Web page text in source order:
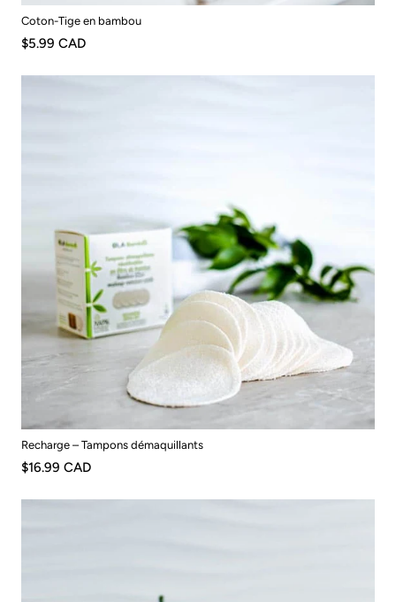
Coton-Tige en bambou
$5.99 CAD
Recharge – Tampons démaquillants
$16.99 CAD